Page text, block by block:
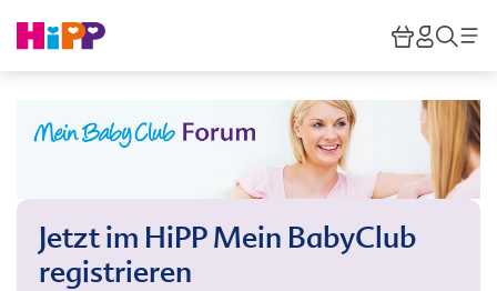
HiPP
Jetzt im HiPP Mein BabyClub
registrieren